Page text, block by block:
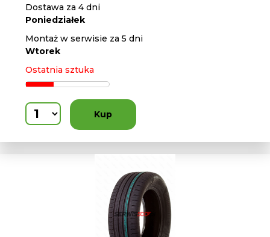
Dostawa za 4 dni
Poniedziałek
Montaż w serwisie za 5 dni
Wtorek
Ostatnia sztuka
Kup